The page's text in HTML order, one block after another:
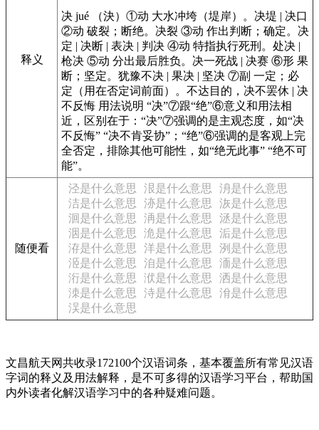
释义
决 jué （決）①动 大水冲垮（堤岸）。决堤 | 决口
②动 破裂；断绝。决裂 ③动 作出判断；确定。决
定 | 决断 | 表决 | 判决 ④动 特指执行死刑。处决 |
枪决 ⑤动 分出最后胜负。决一死战 | 决赛 ⑥形 果
断；坚定。犹豫不决 | 果决 | 坚决 ⑦副 一定；必
定（用在否定词前面）。不达目的，决不罢休 | 决
不反悔 用法说明 “决”⑦跟“绝”⑥意义和用法相
近，区别在于：“决”⑦强调的是主观态度，如“决
不反悔” “决不肯妥协”；“绝”⑥强调的是客观上完
全否定，排除其他可能性，如“绝无此事” “绝不可
能”。
随便看
泾是什么意思 泿是什么意思
洀是什么意思
洁是什么意思
洂是什么意思
洃是什么意思
洄是什么意思
洅是什么意思
洆是什么意思
洇是什么意思
洈是什么意思
洉是什么意思
洊是什么意思
洋是什么意思
洌是什么意思
洍是什么意思
洎是什么意思
洏是什么意思
洐是什么意思
洑是什么意思
洒是什么意思
洓是什么意思
洔是什么意思
洕是什么意思
洖是什么意思
文昌航天网共收录172100个汉语词条，基本覆盖所有常见汉语
字词的释义及用法解释，是不可多得的汉语学习平台，帮助国
内外读者化解汉语学习中的各种疑难问题。